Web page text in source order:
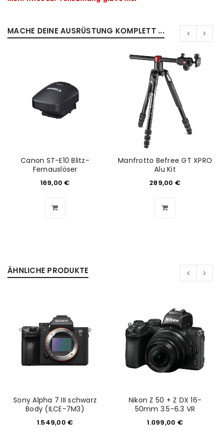
Benutzername oder E-Mail-Adresse
Passwort*
Anmeldeformular geschützt durchWP Captcha
Angemeldet bleiben
MACHE DEINE AUSRÜSTUNG KOMPLETT ...
Canon ST-E10 Blitz-
Fernauslöser
169,00 €
Manfrotto Befree GT XPRO
Alu Kit
289,00 €
ÄHNLICHE PRODUKTE
Sony Alpha 7 III schwarz
Body (ILCE-7M3)
1.549,00 €
Nikon Z 50 + Z DX 16-
50mm 3.5-6.3 VR
1.099,00 €